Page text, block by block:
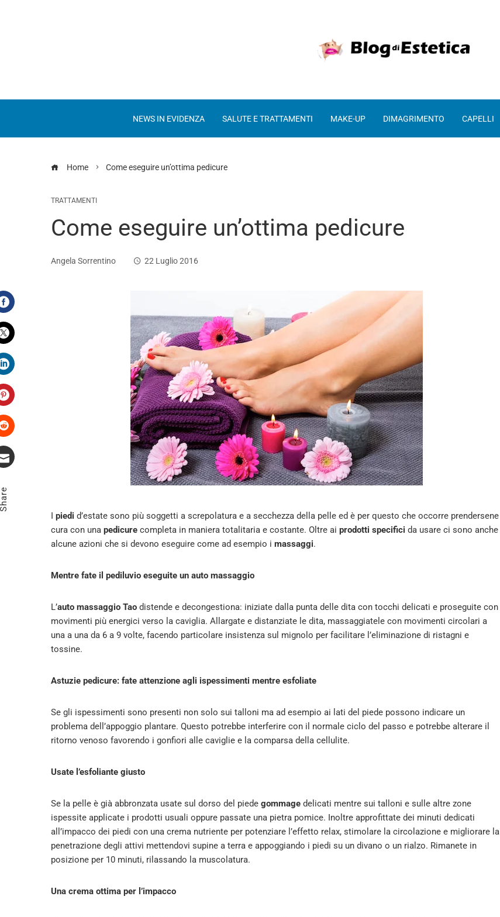
NEWS IN EVIDENZA SALUTE E TRATTAMENTI MAKE-UP DIMAGRIMENTO CAPELLI
Home Come eseguire un’ottima pedicure
TRATTAMENTI
Come eseguire un’ottima pedicure
Angela Sorrentino 22 Luglio 2016
Facebook
Twitter
LinkedIn
Pinterest
Stumbleupon
I piedi d’estate sono più soggetti a screpolatura e a secchezza della pelle ed è per questo che occorre prendersene
cura con una pedicure completa in maniera totalitaria e costante. Oltre ai prodotti specifici da usare ci sono anche
alcune azioni che si devono eseguire come ad esempio i massaggi.
Mentre fate il pediluvio eseguite un auto massaggio
L’auto massaggio Tao distende e decongestiona: iniziate dalla punta delle dita con tocchi delicati e proseguite con
movimenti più energici verso la caviglia. Allargate e distanziate le dita, massaggiatele con movimenti circolari a
una a una da 6 a 9 volte, facendo particolare insistenza sul mignolo per facilitare l’eliminazione di ristagni e
tossine.
Astuzie pedicure: fate attenzione agli ispessimenti mentre esfoliate
Se gli ispessimenti sono presenti non solo sui talloni ma ad esempio ai lati del piede possono indicare un
problema dell’appoggio plantare. Questo potrebbe interferire con il normale ciclo del passo e potrebbe alterare il
ritorno venoso favorendo i gonfiori alle caviglie e la comparsa della cellulite.
Usate l’esfoliante giusto
Se la pelle è già abbronzata usate sul dorso del piede gommage delicati mentre sui talloni e sulle altre zone
ispessite applicate i prodotti usuali oppure passate una pietra pomice. Inoltre approfittate dei minuti dedicati
all’impacco dei piedi con una crema nutriente per potenziare l’effetto relax, stimolare la circolazione e migliorare la
penetrazione degli attivi mettendovi supine a terra e appoggiando i piedi su un divano o un rialzo. Rimanete in
posizione per 10 minuti, rilassando la muscolatura.
Una crema ottima per l’impacco